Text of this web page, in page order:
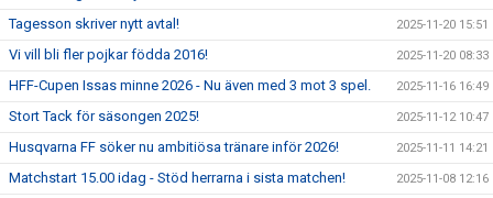
Tagesson skriver nytt avtal! 2025-11-20 15:51
Vi vill bli fler pojkar födda 2016! 2025-11-20 08:33
HFF-Cupen Issas minne 2026 - Nu även med 3 mot 3 spel. 2025-11-16 16:49
Stort Tack för säsongen 2025! 2025-11-12 10:47
Husqvarna FF söker nu ambitiösa tränare inför 2026! 2025-11-11 14:21
Matchstart 15.00 idag - Stöd herrarna i sista matchen! 2025-11-08 12:16